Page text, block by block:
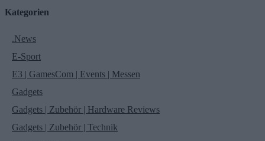
Kategorien
.News
E-Sport
E3 | GamesCom | Events | Messen
Gadgets
Gadgets | Zubehör | Hardware Reviews
Gadgets | Zubehör | Technik